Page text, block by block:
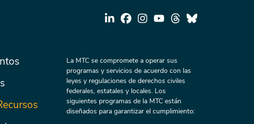
La MTC se compromete a operar sus
programas y servicios de acuerdo con las
leyes y regulaciones de derechos civiles
federales, estatales y locales. Los
siguientes programas de la MTC están
diseñados para garantizar el cumplimiento: